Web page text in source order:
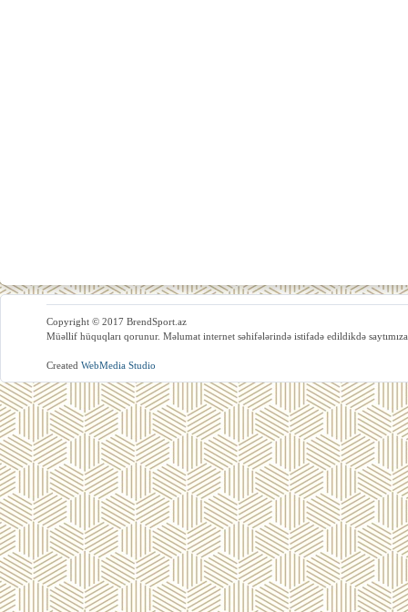
Copyright © 2017 BrendSport.az
Müəllif hüquqları qorunur. Məlumat internet səhifələrində istifadə edildikdə
Created WebMedia Studio